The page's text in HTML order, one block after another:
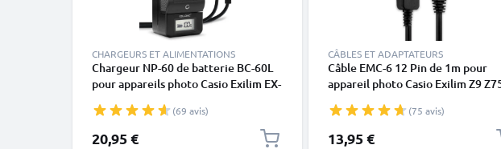
CHARGEURS ET ALIMENTATIONS
Chargeur NP-60 de batterie BC-60L
pour appareils photo Casio Exilim EX-
Z85 / EX-Z80 / EX-Z21 de CELLONIC
(69 avis)
20,95 €
CÂBLES ET ADAPTATEURS
Câble EMC-6 12 Pin de 1m pour
appareil photo Casio Exilim Z9
Z200 Z90 FH100 H10 H30 transfert
de données noir PVC
(75 avis)
13,95 €